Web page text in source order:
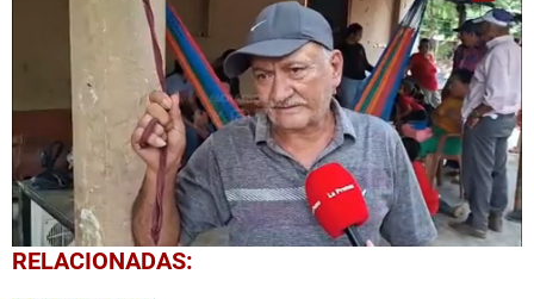
0
seconds
RELACIONADAS: